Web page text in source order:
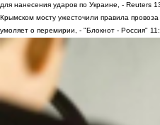
для нанесения ударов по Украине, - Reuters
Крымском мосту ужесточили правила
умоляет о перемирии, - "Блокнот - Россия"